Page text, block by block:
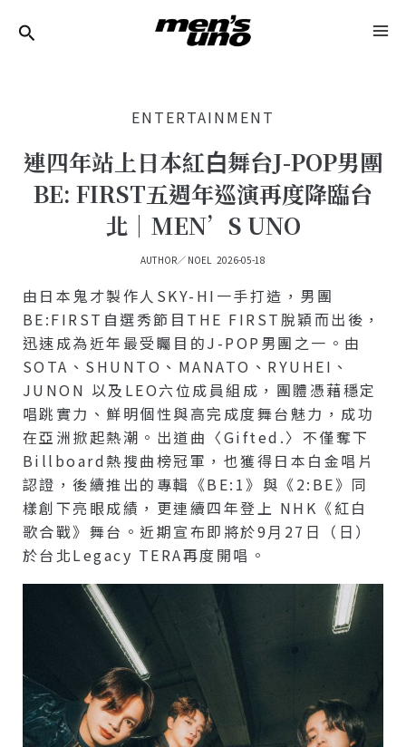
ENTERTAINMENT
連四年站上日本紅⽩舞台J-POP男團
BE: FIRST五週年巡演再度降臨台
北｜MEN’S UNO
AUTHOR／ NOEL 2026-05-18
由日本鬼才製作人SKY-HI一手打造，男團
BE:FIRST自選秀節目THE FIRST脫穎而出後，
迅速成為近年最受矚目的J-POP男團之一。由
SOTA、SHUNTO、MANATO、RYUHEI、
JUNON 以及LEO六位成員組成，團體憑藉穩定
唱跳實力、鮮明個性與高完成度舞台魅力，成功
在亞洲掀起熱潮。出道曲〈Gifted.〉不僅奪下
Billboard熱搜曲榜冠軍，也獲得日本白金唱片
認證，後續推出的專輯《BE:1》與《2:BE》同
樣創下亮眼成績，更連續四年登上 NHK《紅白
歌合戰》舞台。近期宣布即將於9⽉27⽇（⽇）
於台北Legacy TERA再度開唱。
Navigation